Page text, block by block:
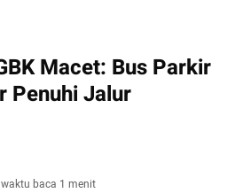
Macet: Bus Parkir
Penuhi Jalur
waktu baca 1 menit